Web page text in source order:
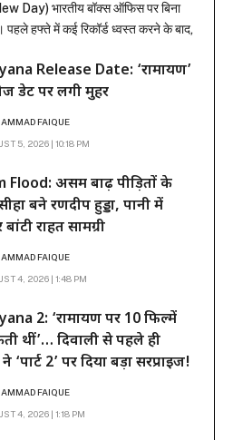
Day) भारतीय बॉक्स ऑफिस पर बिना
पहले हफ्ते में कई रिकॉर्ड ध्वस्त करने के बाद,
Release Date: ‘रामायण’
डेट पर लगी मुहर
FAIQUE
5, 2026 | 10:18 PM
Flood: असम बाढ़ पीड़ितों के
बने रणदीप हुड्डा, पानी में
राहत सामग्री
FAIQUE
4, 2026 | 1:48 PM
2: ‘रामायण पर 10 फिल्में
थीं’… दिवाली से पहले ही
‘पार्ट 2’ पर दिया बड़ा सरप्राइज!
FAIQUE
4, 2026 | 1:18 PM